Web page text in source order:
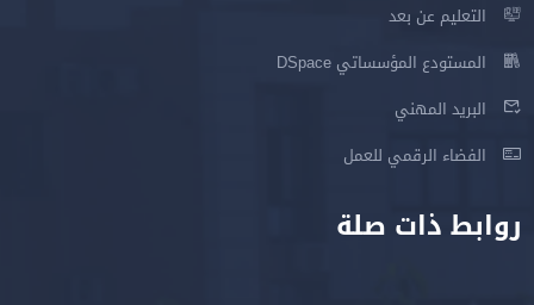
التعليم عن بعد
المستودع المؤسساتي DSpace
البريد المهني
الفضاء الرقمي للعمل
روابط ذات صلة